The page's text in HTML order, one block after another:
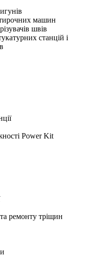
машин
швів
станцій і
Power Kit
ремонту тріщин